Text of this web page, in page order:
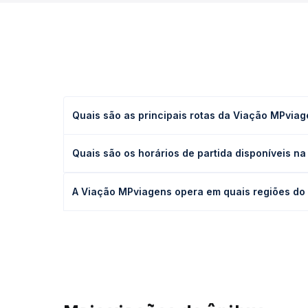
Quais são as principais rotas da Viação
Sul, como de Curitiba a Porto Alegre. Reserve sua
Quais são os horários de partida disponíveis
de horários e garantir seu assento com
A Viação MPviagens opera em quais regiões do